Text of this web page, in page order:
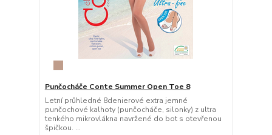
Punčocháče Conte Summer Open Toe 8
Letní průhledné 8denierové extra jemné
punčochové kalhoty (punčocháče, silonky) z ultra
tenkého mikrovlákna navržené do bot s otevřenou
špičkou. ...